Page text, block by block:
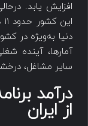
افزایش یابد.
دنیا به‌ویژه در
آمارها، آینده
سایر مشاغل،
درآمد
از ایران